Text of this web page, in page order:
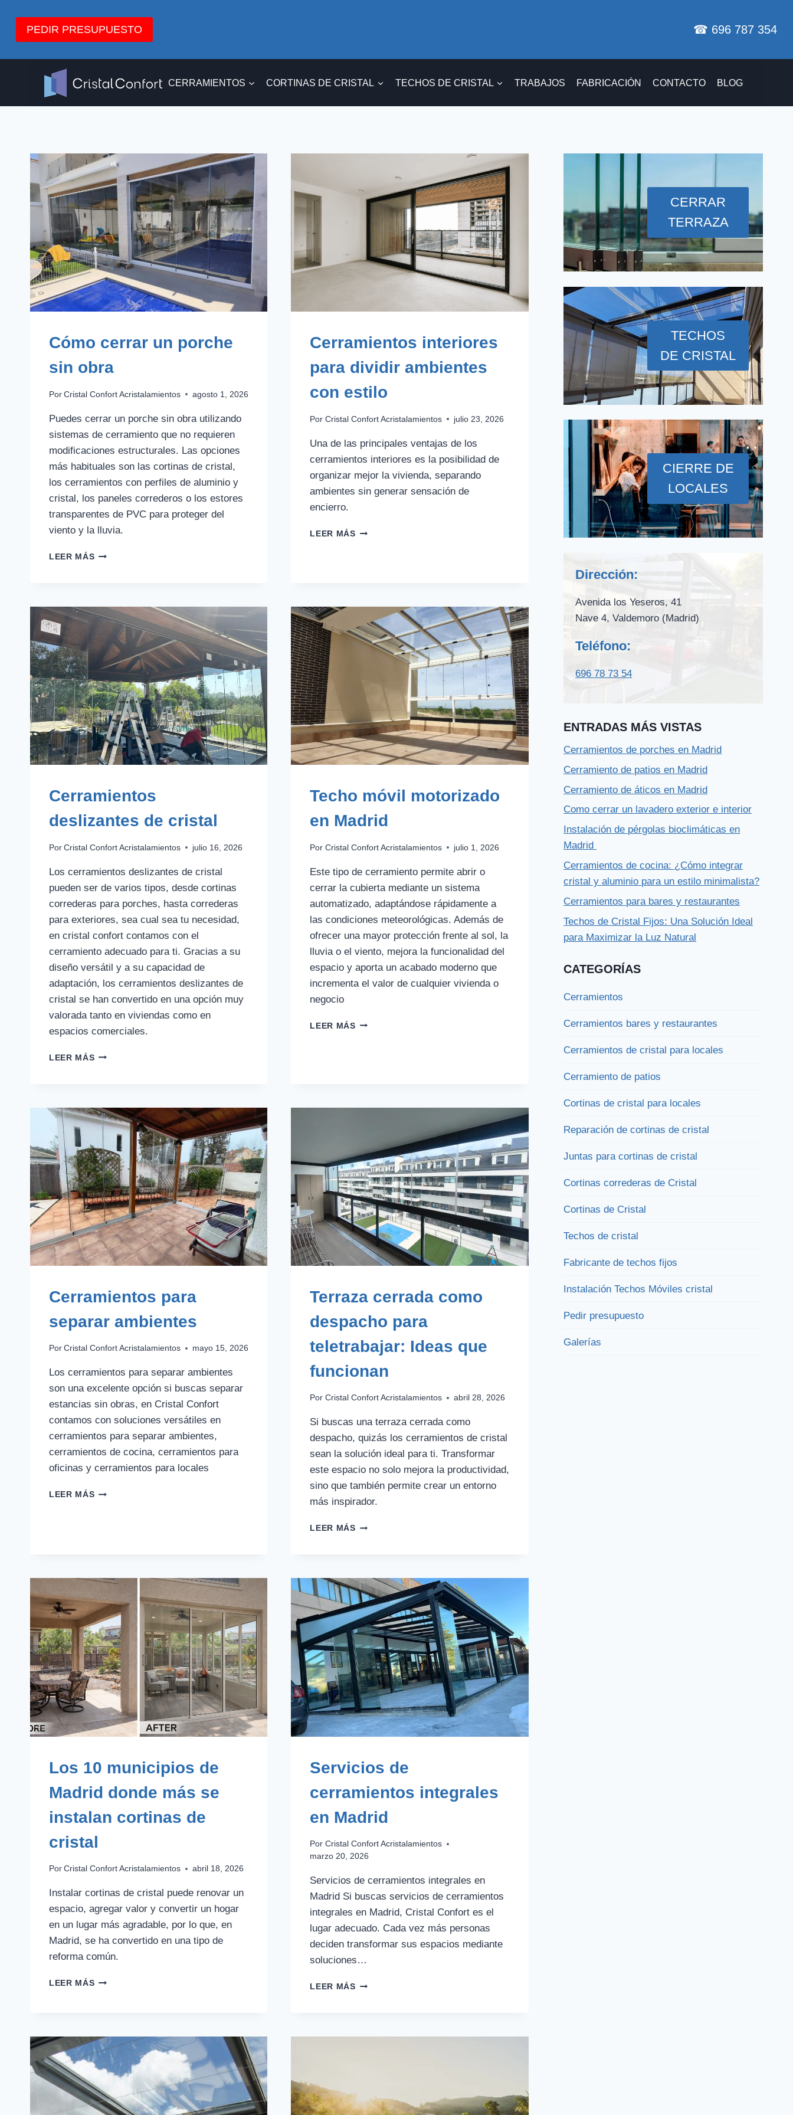
contenido
PEDIR PRESUPUESTO ☎ 696 787 354
CERRAMIENTOS CORTINAS DE CRISTAL TECHOS DE CRISTAL TRABAJOS FABRICACIÓN CONTACTO BLOG
Cómo cerrar un porche
sin obra
Por Cristal Confort Acristalamientos agosto 1, 2026
Puedes cerrar un porche sin obra utilizando
sistemas de cerramiento que no requieren
modificaciones estructurales. Las opciones
más habituales son las cortinas de cristal,
los cerramientos con perfiles de aluminio y
cristal, los paneles correderos o los estores
transparentes de PVC para proteger del
viento y la lluvia.
LEER MÁSCÓMO
OBRA
Cerramientos interiores
para dividir ambientes
con estilo
Por Cristal Confort Acristalamientos julio 23, 2026
Una de las principales ventajas de los
cerramientos interiores es la posibilidad de
organizar mejor la vivienda, separando
ambientes sin generar sensación de
encierro.
LEER MÁSCERRAMIENTOS
ESTILO
Cerramientos
deslizantes de cristal
Por Cristal Confort Acristalamientos julio 16, 2026
Los cerramientos deslizantes de cristal
pueden ser de varios tipos, desde cortinas
correderas para porches, hasta correderas
para exteriores, sea cual sea tu necesidad,
en cristal confort contamos con el
cerramiento adecuado para ti. Gracias a su
diseño versátil y a su capacidad de
adaptación, los cerramientos deslizantes de
cristal se han convertido en una opción muy
valorada tanto en viviendas como en
espacios comerciales.
LEER MÁSCERRAMIENTOS
Techo móvil motorizado
en Madrid
Por Cristal Confort Acristalamientos julio 1, 2026
Este tipo de cerramiento permite abrir o
cerrar la cubierta mediante un sistema
automatizado, adaptándose rápidamente a
las condiciones meteorológicas. Además de
ofrecer una mayor protección frente al sol, la
lluvia o el viento, mejora la funcionalidad del
espacio y aporta un acabado moderno que
incrementa el valor de cualquier vivienda o
negocio
LEER MÁSTECHO
Cerramientos para
separar ambientes
Por Cristal Confort Acristalamientos mayo 15, 2026
Los cerramientos para separar ambientes
son una excelente opción si buscas separar
estancias sin obras, en Cristal Confort
contamos con soluciones versátiles en
cerramientos para separar ambientes,
cerramientos de cocina, cerramientos para
oficinas y cerramientos para locales
LEER MÁSCERRAMIENTOS
Terraza cerrada como
despacho para
teletrabajar: Ideas que
funcionan
Por Cristal Confort Acristalamientos abril 28, 2026
Si buscas una terraza cerrada como
despacho, quizás los cerramientos de cristal
sean la solución ideal para ti. Transformar
este espacio no solo mejora la productividad,
sino que también permite crear un entorno
más inspirador.
LEER MÁSTERRAZA
TELETRABAJAR:
IDEAS
QUE
FUNCIONAN
Los 10 municipios de
Madrid donde más se
instalan cortinas de
cristal
Por Cristal Confort Acristalamientos abril 18, 2026
Instalar cortinas de cristal puede renovar un
espacio, agregar valor y convertir un hogar
en un lugar más agradable, por lo que, en
Madrid, se ha convertido en una tipo de
reforma común.
LEER MÁSLOS
DONDE
MÁS
SE
INSTALAN
CORTINAS
DE
Servicios de
cerramientos integrales
en Madrid
Por Cristal Confort Acristalamientos
marzo 20, 2026
Servicios de cerramientos integrales en
Madrid Si buscas servicios de cerramientos
integrales en Madrid, Cristal Confort es el
lugar adecuado. Cada vez más personas
deciden transformar sus espacios mediante
soluciones…
LEER MÁSSERVICIOS
CERRAR
TERRAZA
TECHOS
DE CRISTAL
CIERRE DE
LOCALES
Dirección:
Avenida los Yeseros, 41
Nave 4, Valdemoro (Madrid)
Teléfono:
696 78 73 54
ENTRADAS MÁS VISTAS
Cerramientos de porches en Madrid
Cerramiento de patios en Madrid
Cerramiento de áticos en Madrid
Como cerrar un lavadero exterior e interior
Instalación de pérgolas bioclimáticas en
Madrid
Cerramientos de cocina: ¿Cómo integrar
cristal y aluminio para un estilo minimalista?
Cerramientos para bares y restaurantes
Techos de Cristal Fijos: Una Solución Ideal
para Maximizar la Luz Natural
CATEGORÍAS
Cerramientos
Cerramientos bares y restaurantes
Cerramientos de cristal para locales
Cerramiento de patios
Cortinas de cristal para locales
Reparación de cortinas de cristal
Juntas para cortinas de cristal
Cortinas correderas de Cristal
Cortinas de Cristal
Techos de cristal
Fabricante de techos fijos
Instalación Techos Móviles cristal
Pedir presupuesto
Galerías